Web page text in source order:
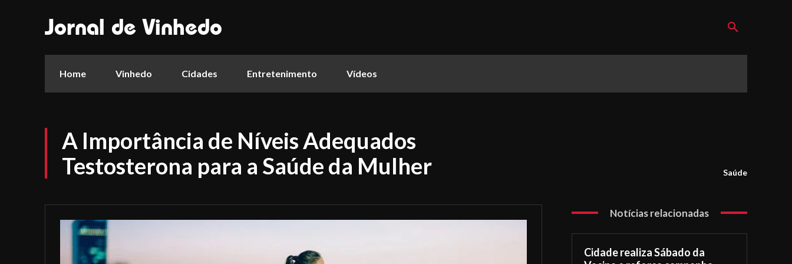
Jornal de Vinhedo
Home Vinhedo Cidades Entretenimento Vídeos
A Importância de Níveis Adequados
Testosterona para a Saúde da Mulher
Saúde
Notícias relacionadas
Cidade realiza Sábado da